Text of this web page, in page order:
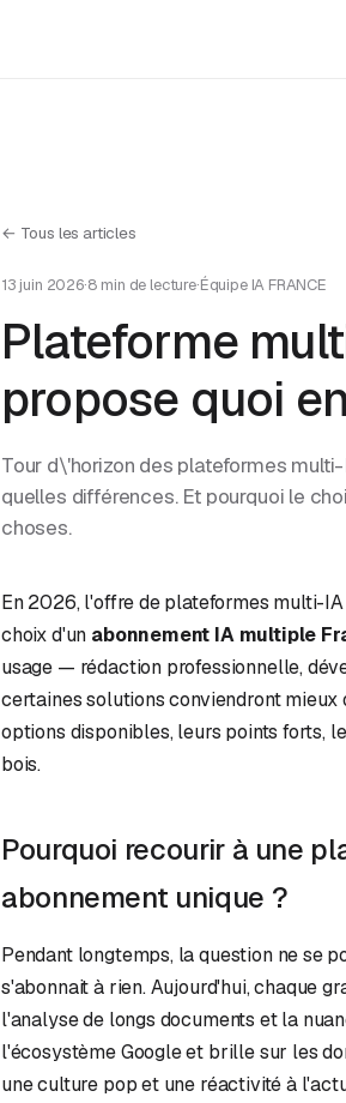
← Tous les articles
13 juin 2026·8 min de lecture·Équipe IA FRANCE
Plateforme
propose quoi
Tour d\'horizon des plateformes
quelles différences. Et pourquoi le
choses.
En 2026, l'offre de plateformes multi-
choix d'un abonnement IA multiple
usage — rédaction professionnelle,
certaines solutions conviendront
options disponibles, leurs points forts,
bois.
Pourquoi recourir à une
abonnement unique ?
Pendant longtemps, la question ne se
s'abonnait à rien. Aujourd'hui, chaque
l'analyse de longs documents et la
l'écosystème Google et brille sur les
une culture pop et une réactivité à